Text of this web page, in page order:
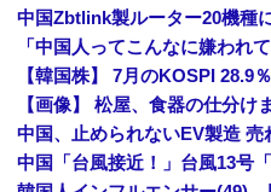
【画像】 松屋、食器の仕分け